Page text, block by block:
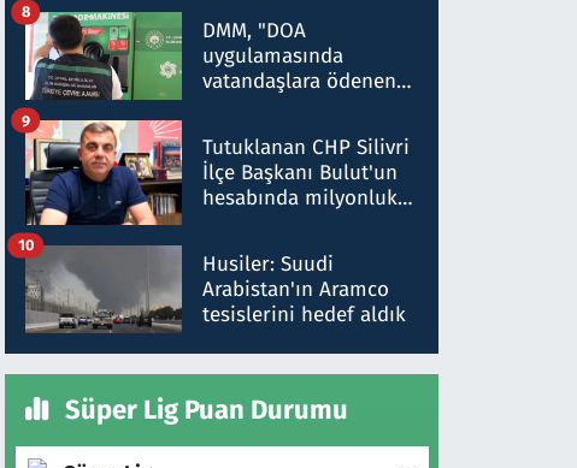
DMM, "DOA
uygulamasında
vatandaşlara ödenen
düşürüldüğü" iddiasını
yalanladı
8
Tutuklanan CHP Silivri
İlçe Başkanı Bulut'un
hesabında milyonluk
talimat verdi, ben
gönderdim
9
Husiler: Suudi
Arabistan'ın Aramco
tesislerini hedef aldık
10
Süper Lig Puan Durumu